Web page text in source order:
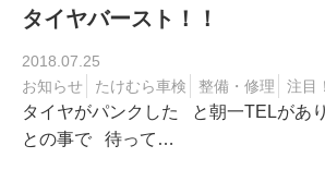
タイヤバースト！！
2018.07.25
お知らせ
たけむら車検 整備・修理 注目！
タイヤがパンクした と朝一TELがあ
との事で 待って…